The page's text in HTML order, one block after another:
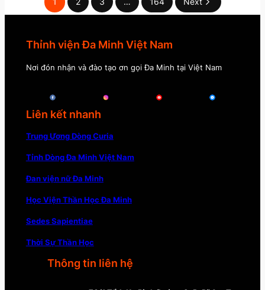
Thỉnh viện Đa Minh Việt Nam
Nơi đón nhận và đào tạo ơn gọi Đa Minh tại Việt Nam
Liên kết nhanh
Trung Ương Dòng Curia
Tỉnh Dòng Đa Minh Việt Nam
Đan viện nữ Đa Minh
Học Viện Thần Học Đa Minh
Sedes Sapientiae
Thời Sự Thần Học
Thông tin liên hệ